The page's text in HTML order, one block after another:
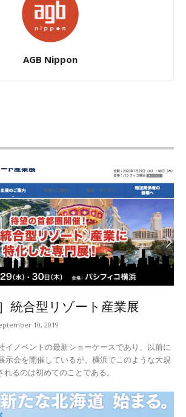
AGB Nippon
統合型リゾート産業展
10, 2019
イノベントの最新ショーケースであり、以前に
示会を開催しているが、横浜でこのような大規
るのは初めてのことである。